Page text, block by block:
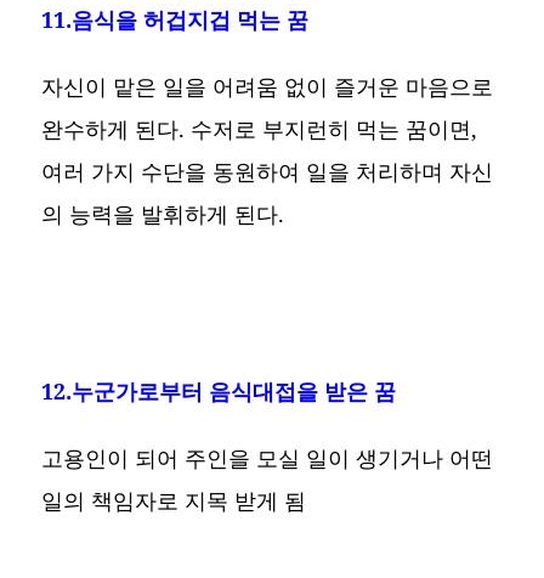
11.음식을 허겁지겁 먹는 꿈
자신이 맡은 일을 어려움 없이 즐거운 마음으로
완수하게 된다. 수저로 부지런히 먹는 꿈이면,
여러 가지 수단을 동원하여 일을 처리하며 자신
의 능력을 발휘하게 된다.
12.누군가로부터 음식대접을 받은 꿈
고용인이 되어 주인을 모실 일이 생기거나 어떤
일의 책임자로 지목 받게 됨